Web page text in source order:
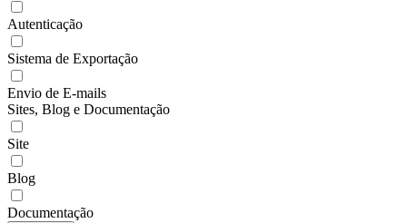
Autenticação
Sistema de Exportação
Envio de E-mails
Sites, Blog e Documentação
Site
Blog
Documentação